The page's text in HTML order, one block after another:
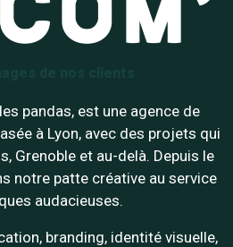
pandas, est une agence de
à Lyon, avec des projets qui
Grenoble et au-delà. Depuis le
notre patte créative au service
audacieuses.
branding, identité visuelle,